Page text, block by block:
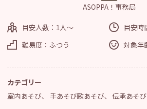
ASOPPA！事務局
目安人数：1人～
目安時
難易度：ふつう
対象年
カテゴリー
室内あそび、 手あそび歌あそび、 伝承あそび